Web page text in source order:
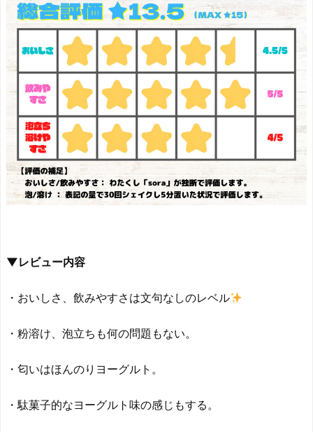
▼レビュー内容
・おいしさ、飲みやすさは文句なしのレベル
・粉溶け、泡立ちも何の問題もない。
・匂いはほんのりヨーグルト。
・駄菓子的なヨーグルト味の感じもする。